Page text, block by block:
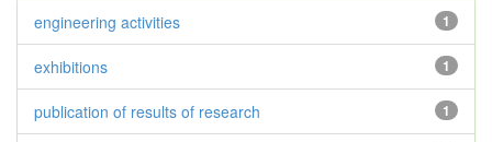
1
engineering activities
1
exhibitions
1
publication of results of research